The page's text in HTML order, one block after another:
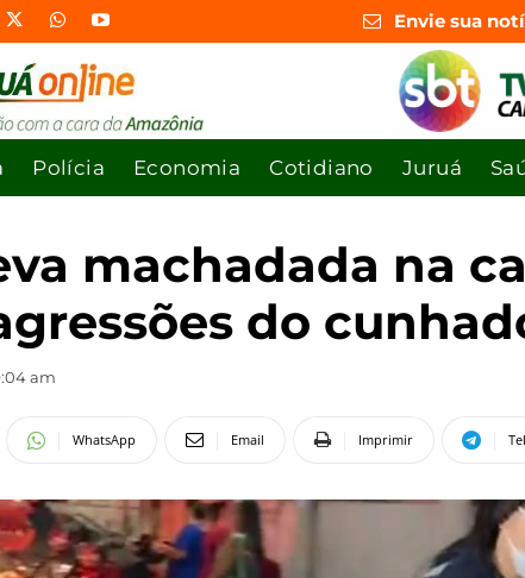
Envie sua
Polícia Economia Cotidiano Juruá
machadada na
do
am
WhatsApp Email Imprimir